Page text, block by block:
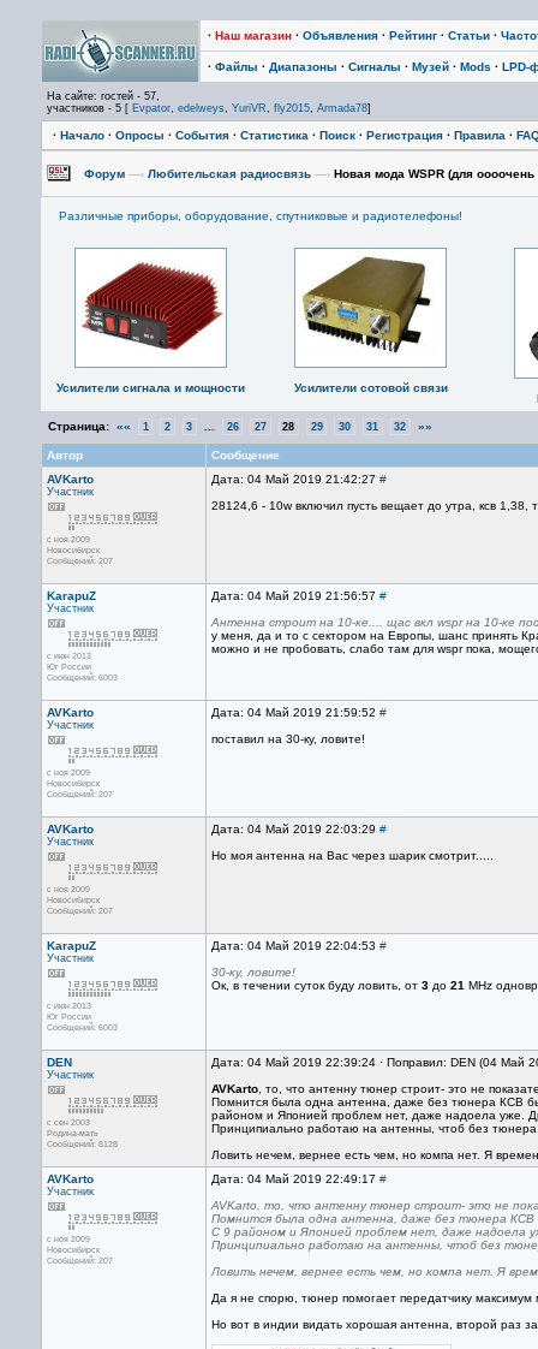
· Наш магазин · Объявления · Рейтинг · Статьи ·
· Файлы · Диапазоны · Сигналы · Музей · Mods · LPD-
На сайте: гостей - 57,
участников - 5 [ Evpator, edelweys, YuriVR, fly2015, Armada78]
· Начало · Опросы · События · Статистика · Поиск · Регистрация · Правила ·
Форум —› Любительская радиосвязь —› Новая мода WSPR (для
Различные приборы, оборудование, спутниковые и радиотелефоны!
Усилители сигнала и мощности
Усилители сотовой связи
Страница: «« 1 2 3 26 27 28 29 30 31 32 »»
Автор
Сообщение
AVKarto
Участник
с ноя 2009
Новосибирск
Сообщений: 207
Дата: 04 Май 2019 21:42:27 #
28124,6 - 10w включил пусть вещает до утра, ксв 1,38,
KarapuZ
Участник
с июн 2013
Юг России
Сообщений: 6003
Дата: 04 Май 2019 21:56:57 #
Антенна строит на 10-ке.... щас вкл wspr на 10-ке
у меня, да и то с сектором на Европы, шанс принять
можно и не пробовать, слабо там для wspr пока,
AVKarto
Участник
с ноя 2009
Новосибирск
Сообщений: 207
Дата: 04 Май 2019 21:59:52 #
поставил на 30-ку, ловите!
AVKarto
Участник
с ноя 2009
Новосибирск
Сообщений: 207
Дата: 04 Май 2019 22:03:29 #
Но моя антенна на Вас через шарик смотрит.....
KarapuZ
Участник
с июн 2013
Юг России
Сообщений: 6003
Дата: 04 Май 2019 22:04:53 #
30-ку, ловите!
Ок, в течении суток буду ловить, от 3 до 21 MHz
DEN
Участник
с сен 2003
Родина-мать
Сообщений: 8128
Дата: 04 Май 2019 22:39:24 · Поправил: DEN (04 Май
AVKarto , то, что антенну тюнер строит- это не
Помнится была одна антенна, даже без тюнера КСВ
районом и Японией проблем нет, даже надоела уже.
Принципиально работаю на антенны, чтоб без
Ловить нечем, вернее есть чем, но компа нет. Я
AVKarto
Участник
с ноя 2009
Новосибирск
Сообщений: 207
Дата: 04 Май 2019 22:49:17 #
AVKarto, то, что антенну тюнер строит- это не
Помнится была одна антенна, даже без тюнера КСВ
С 9 районом и Японией проблем нет, даже надоела
Принципиально работаю на антенны, чтоб без
Ловить нечем, вернее есть чем, но компа нет. Я
Да я не спорю, тюнер помогает передатчику
Но вот в индии видать хорошая антенна, второй раз